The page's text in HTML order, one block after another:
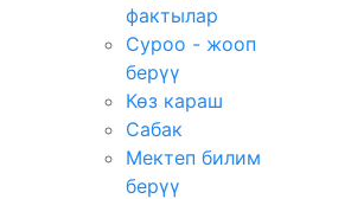
фактылар
Суроо - жооп
берүү
Көз караш
Сабак
Мектеп билим
берүү